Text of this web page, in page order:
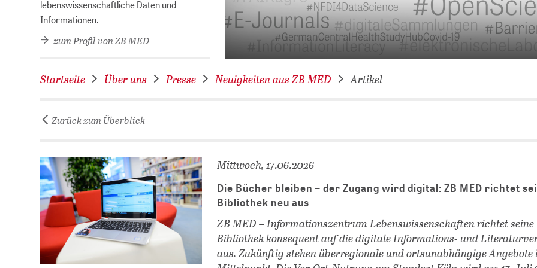
VERNETZEN: WIR FÜR SIE
DATENBANKEN
DIGITALE
lebenswissenschaftliche Daten und
Informationen.
zum Profil von ZB MED
des Jahres 2026!
Startseite Über uns Presse Neuigkeiten aus ZB MED Artikel
Zurück zum Überblick
Mittwoch, 17.06.2026
Die Bücher bleiben – der Zugang wird digital: ZB MED richtet
Bibliothek neu aus
ZB MED – Infor­mations­zentrum Lebens­wissen­schaften richtet seine
Bibliothek konsequent auf die digitale Informations- und
aus. Zukünftig stehen überregionale und ortsunabhängige Angebote